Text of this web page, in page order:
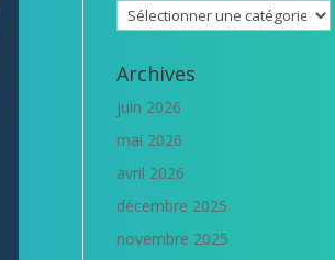
Catégories
Archives
juin 2026
mai 2026
avril 2026
décembre 2025
novembre 2025